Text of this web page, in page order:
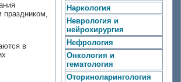
праздником,
в
Наркология
Неврология и
нейрохирургия
Нефрология
Онкология и
гематология
Оториноларингология